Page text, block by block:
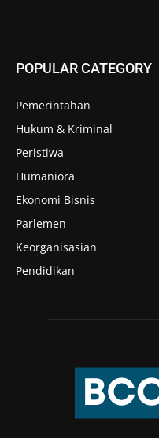
POPULAR CATEGORY
Pemerintahan
Hukum & Kriminal
Peristiwa
Humaniora
Ekonomi Bisnis
Parlemen
Keorganisasian
Pendidikan